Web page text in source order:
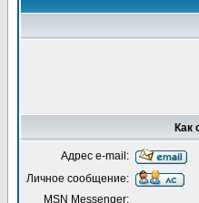
Как
Адрес e-mail:
Личное сообщение:
MSN Messenger: